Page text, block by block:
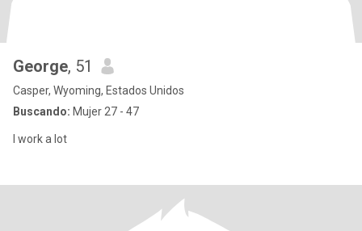
George, 51
Casper, Wyoming, Estados Unidos
Buscando: Mujer 27 - 47
I work a lot